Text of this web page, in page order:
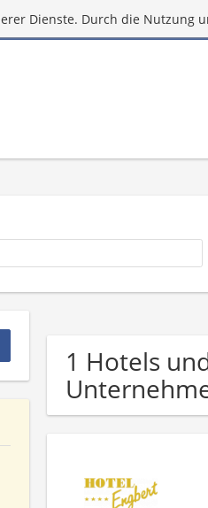
Dienste. Durch die Nutzung
1 Hotels